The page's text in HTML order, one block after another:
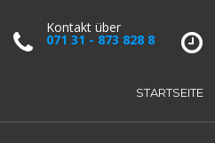
Kontakt über
071 31 - 873 828 8
STARTSEITE